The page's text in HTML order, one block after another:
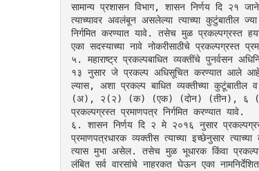
सामान्य प्रशासन विभाग, शासन निर्णय दि २१
त्याच्यावर अवलंबून असलेल्या त्याच्या कुटुंबातील
निर्गमित करण्यात यावे. तसेच मुळ प्रकल्पग्रस्त
एका सदस्याच्या नावे नोकरीसाठीचे प्रकल्पग्रस्त
५. महाराष्ट्र प्रकल्पबाधित व्यक्तींचे पुनर्वसन
१३ नुसार जे प्रकल्प अधिसूचित करण्यात आले
ल्यास, अशा प्रकल्प बाधित व्यक्तीच्या
(अ), २(२) (क) (एक) (दोन) (तीन), ६ (क) व ५
प्रकल्पग्रस्त प्रमाणपत्र निर्गमित करण्यात यावे.
६. शासन निर्णय दि २ मे २०१६ नुसार
प्रमाणपत्रधारक व्यक्तीस त्याच्या इच्छेनुसार
त्यास मुभा असेल. तसेच मुळ भूधारक किंवा
लंबित सर्व वारसांचे नाहरकत घेऊन एका